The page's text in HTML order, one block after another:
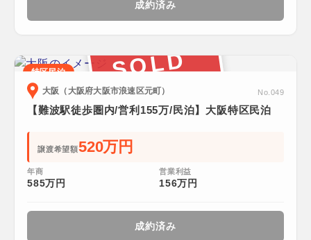
成約済み
SOLD
特区民泊
大阪（大阪府大阪市浪速区元町）
No.049
【難波駅徒歩圏内/営利155万/民泊】大阪特区民泊
譲渡希望額520万円
年商
585万円
営業利益
156万円
成約済み